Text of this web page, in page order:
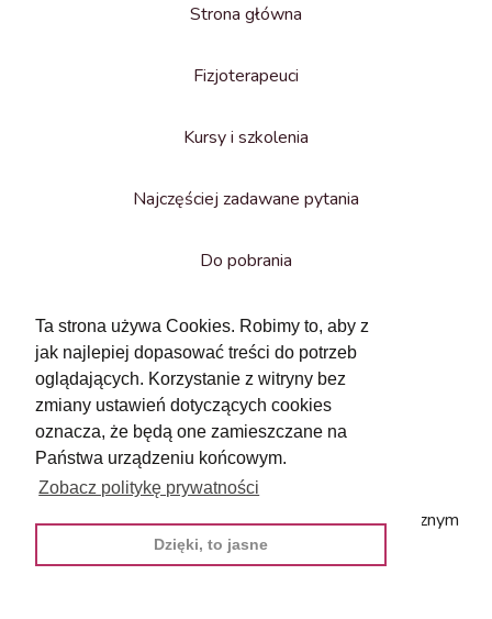
Ta strona używa Cookies. Robimy to, aby z
jak najlepiej dopasować treści do potrzeb
oglądających. Korzystanie z witryny bez
zmiany ustawień dotyczących cookies
oznacza, że będą one zamieszczane na
Państwa urządzeniu końcowym.
Zobacz politykę prywatności
Dzięki, to jasne
Strona główna
Fizjoterapeuci
Kursy i szkolenia
Najczęściej zadawane pytania
Do pobrania
O nas
Serwis powstał przy współpracy z Centrum Medycznym
Meavita.